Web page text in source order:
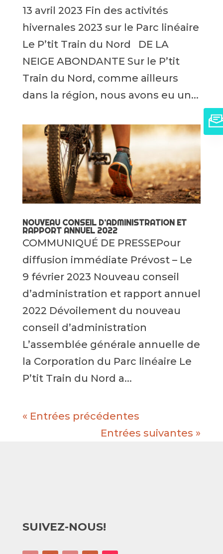
13 avril 2023 Fin des activités
hivernales 2023 sur le Parc linéaire
Le P’tit Train du Nord DE LA
NEIGE ABONDANTE Sur le P’tit
Train du Nord, comme ailleurs
dans la région, nous avons eu un...
NOUVEAU CONSEIL D’ADMINISTRATION ET
RAPPORT ANNUEL 2022
COMMUNIQUÉ DE PRESSEPour
diffusion immédiate Prévost – Le
9 février 2023 Nouveau conseil
d’administration et rapport annuel
2022 Dévoilement du nouveau
conseil d’administration
L’assemblée générale annuelle de
la Corporation du Parc linéaire Le
P’tit Train du Nord a...
« Entrées précédentes
Entrées suivantes »
SUIVEZ-NOUS!